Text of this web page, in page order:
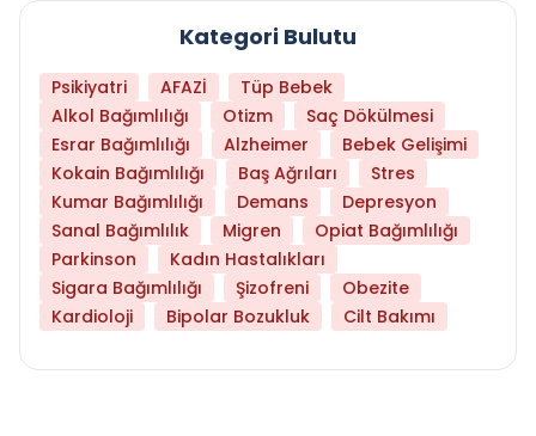
Kategori Bulutu
Psikiyatri AFAZİ
Tüp Bebek
Alkol Bağımlılığı
Otizm
Saç Dökülmesi
Esrar Bağımlılığı
Alzheimer
Bebek Gelişimi
Kokain Bağımlılığı
Baş Ağrıları
Stres
Kumar Bağımlılığı
Demans
Depresyon
Sanal Bağımlılık
Migren
Opiat Bağımlılığı
Parkinson
Kadın Hastalıkları
Sigara Bağımlılığı
Şizofreni
Obezite
Kardioloji
Bipolar Bozukluk Cilt Bakımı